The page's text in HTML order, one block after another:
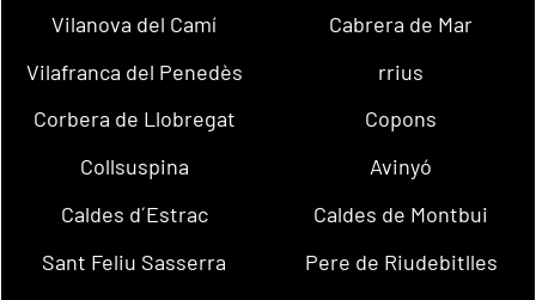
Vilanova del Camí
Cabrera de Mar
Vilafranca del Penedès
rrius
Corbera de Llobregat
Copons
Collsuspina
Avinyó
Caldes d´Estrac
Caldes de Montbui
Sant Feliu Sasserra
Pere de Riudebitlles